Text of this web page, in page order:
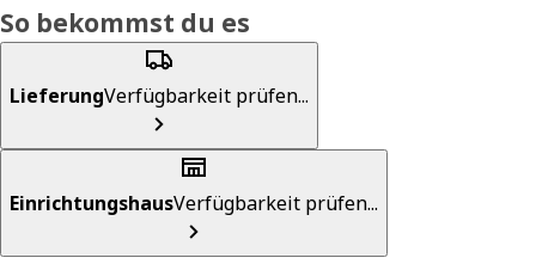
So bekommst du es
LieferungVerfügbarkeit prüfen...
EinrichtungshausVerfügbarkeit prüfen...